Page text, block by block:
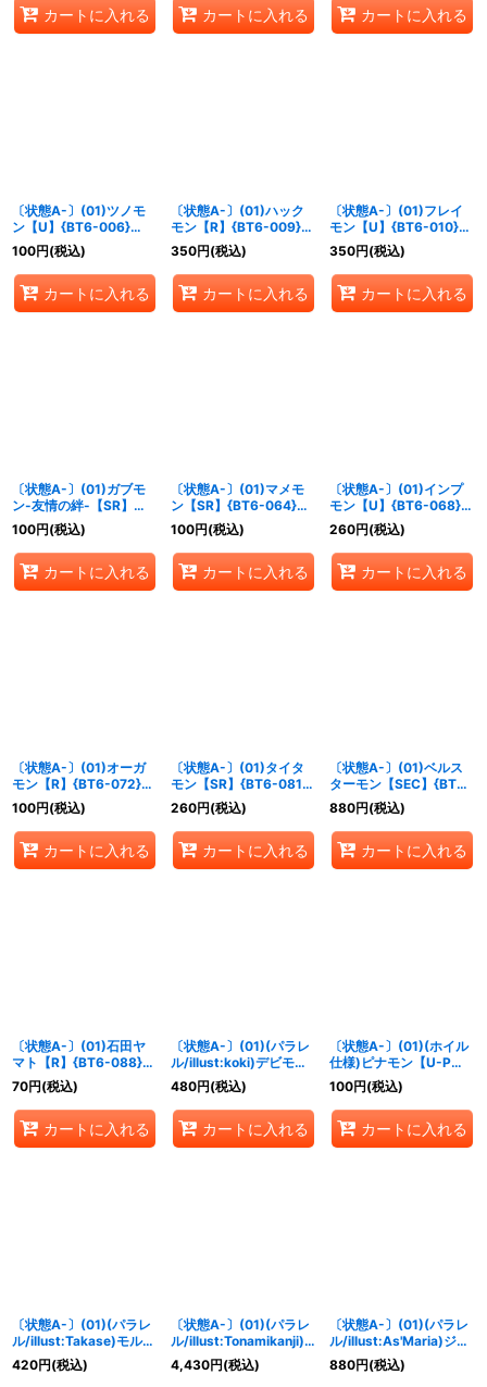
カートに入れる カートに入れる カートに入れる
〔状態A-〕(01)ツノモ
ン【U】{BT6-006}
《紫》
100円(税込)
カートに入れる
〔状態A-〕(01)ハック
モン【R】{BT6-009}
《赤》
350円(税込)
カートに入れる
〔状態A-〕(01)フレイ
モン【U】{BT6-010}
《赤》
350円(税込)
カートに入れる
〔状態A-〕(01)ガブモ
ン-友情の絆-【SR】
{BT6-030}《青》
100円(税込)
カートに入れる
〔状態A-〕(01)マメモ
ン【SR】{BT6-064}
《黒》
100円(税込)
カートに入れる
〔状態A-〕(01)インプ
モン【U】{BT6-068}
《紫》
260円(税込)
カートに入れる
〔状態A-〕(01)オーガ
モン【R】{BT6-072}
《紫》
100円(税込)
カートに入れる
〔状態A-〕(01)タイタ
モン【SR】{BT6-081}
《紫》
260円(税込)
カートに入れる
〔状態A-〕(01)ベルス
ターモン【SEC】{BT6-
112}《紫》
880円(税込)
カートに入れる
〔状態A-〕(01)石田ヤ
マト【R】{BT6-088}
《青》
70円(税込)
カートに入れる
〔状態A-〕(01)(パラレ
ル/illust:koki)デビモン
【U-P】{BT2-074}
《紫》
480円(税込)
カートに入れる
〔状態A-〕(01)(ホイル
仕様)ピナモン【U-P】
{BT6-004}《緑》
100円(税込)
カートに入れる
〔状態A-〕(01)(パラレ
ル/illust:Takase)モルフ
ォモン【R-P】{BT6-
047}《緑》
420円(税込)
〔状態A-〕(01)(パラレ
ル/illust:Tonamikanji)
シスタモンノワール【R-
P】{BT6-084}《白》
4,430円(税込)
〔状態A-〕(01)(パラレ
ル/illust:As'Maria)ジエ
スモン【SR-P】{BT6-
016}《赤》
880円(税込)